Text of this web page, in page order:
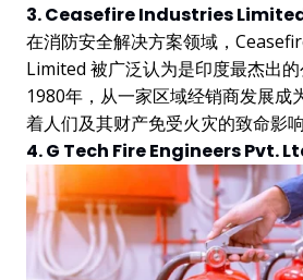
3. Ceasefire Industries
在消防安全解决方案领域，
Limited 被广泛认为是印度最杰出
1980年，从一家区域经销商发展成
着人们及其财产免受火灾的致命影响
4. G Tech Fire Engineers Pvt.